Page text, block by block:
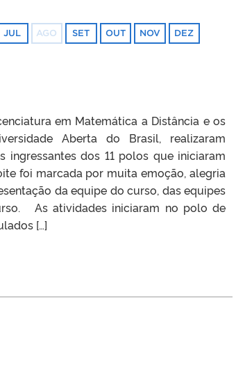
JUL AGO SET OUT NOV DEZ
em Matemática a Distância e os
Aberta do Brasil, realizaram
ingressantes dos 11 polos que iniciaram
foi marcada por muita emoção, alegria
da equipe do curso, das equipes
As atividades iniciaram no polo de
[…]